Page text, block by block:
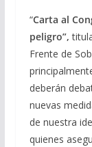
“Carta al
peligro”,
Frente de
deberán
nuevas
de nuestra
quienes